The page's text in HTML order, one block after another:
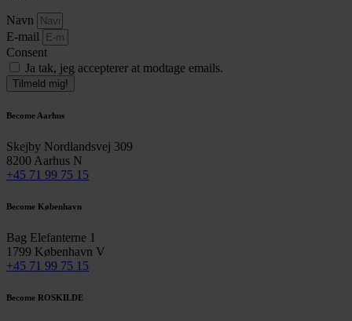
Navn
E-mail
Consent
Ja tak, jeg accepterer at modtage emails.
Tilmeld mig!
Become Aarhus
Skejby Nordlandsvej 309
8200 Aarhus N
+45 71 99 75 15
Become København
Bag Elefanterne 1
1799 København V
+45 71 99 75 15
Become ROSKILDE